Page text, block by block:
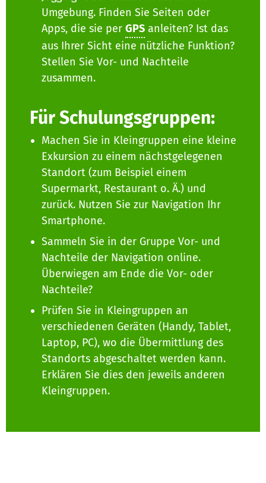
Umgebung. Finden Sie Seiten oder
Apps, die sie per GPS anleiten? Ist das
aus Ihrer Sicht eine nützliche Funktion?
Stellen Sie Vor- und Nachteile
zusammen.
Für Schulungsgruppen:
Machen Sie in Kleingruppen eine kleine
Exkursion zu einem nächstgelegenen
Standort (zum Beispiel einem
Supermarkt, Restaurant o. Ä.) und
zurück. Nutzen Sie zur Navigation Ihr
Smartphone.
Sammeln Sie in der Gruppe Vor- und
Nachteile der Navigation online.
Überwiegen am Ende die Vor- oder
Nachteile?
Prüfen Sie in Kleingruppen an
verschiedenen Geräten (Handy, Tablet,
Laptop, PC), wo die Übermittlung des
Standorts abgeschaltet werden kann.
Erklären Sie dies den jeweils anderen
Kleingruppen.